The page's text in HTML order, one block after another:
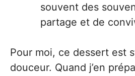
souvent des
partage et de
Pour moi, ce dessert est
douceur. Quand j’en